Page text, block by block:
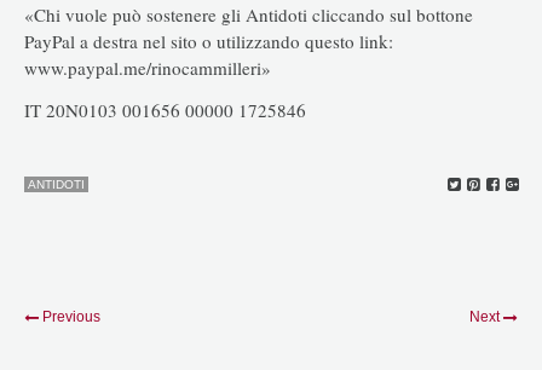
«Chi vuole può sostenere gli Antidoti cliccando sul bottone
PayPal a destra nel sito o utilizzando questo link:
www.paypal.me/rinocammilleri»
IT 20N0103 001656 00000 1725846
ANTIDOTI
Previous Next